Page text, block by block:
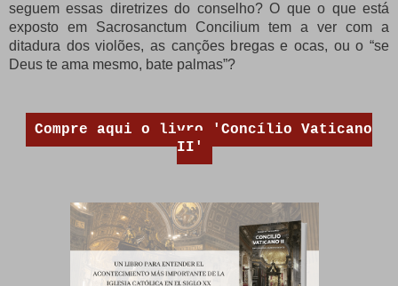
seguem essas diretrizes do conselho?O que o que está
exposto em Sacrosanctum Concilium tem a ver com a
ditadura dos violões, as canções bregas e ocas, ou o “se
Deus te ama mesmo, bate palmas”?
Compre aqui o livro 'Concílio Vaticano
II'